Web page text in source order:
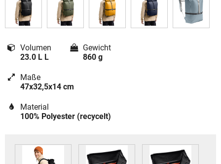
Volumen
23.0 L L
Gewicht
860 g
Maße
47x32,5x14 cm
Material
100% Polyester (recycelt)